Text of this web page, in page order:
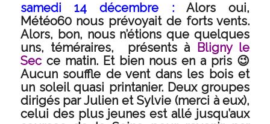
samedi 14 décembre :Alors oui,
Météo60 nous prévoyait de forts vents.
Alors, bon, nous n’étions que quelques
uns, téméraires, présents à Bligny le
Secce matin. Et bien nous en a pris 😉
Aucun souffle de vent dans les bois et
un soleil quasi printanier. Deux groupes
dirigés par Julien et Sylvie (merci à eux),
celui des plus jeunes est allé jusqu’aux